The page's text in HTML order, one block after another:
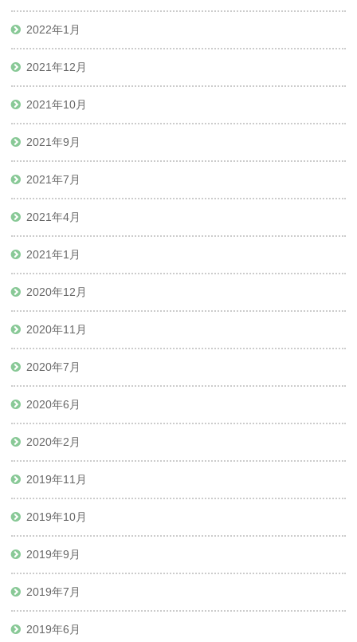
2022年1月
2021年12月
2021年10月
2021年9月
2021年7月
2021年4月
2021年1月
2020年12月
2020年11月
2020年7月
2020年6月
2020年2月
2019年11月
2019年10月
2019年9月
2019年7月
2019年6月